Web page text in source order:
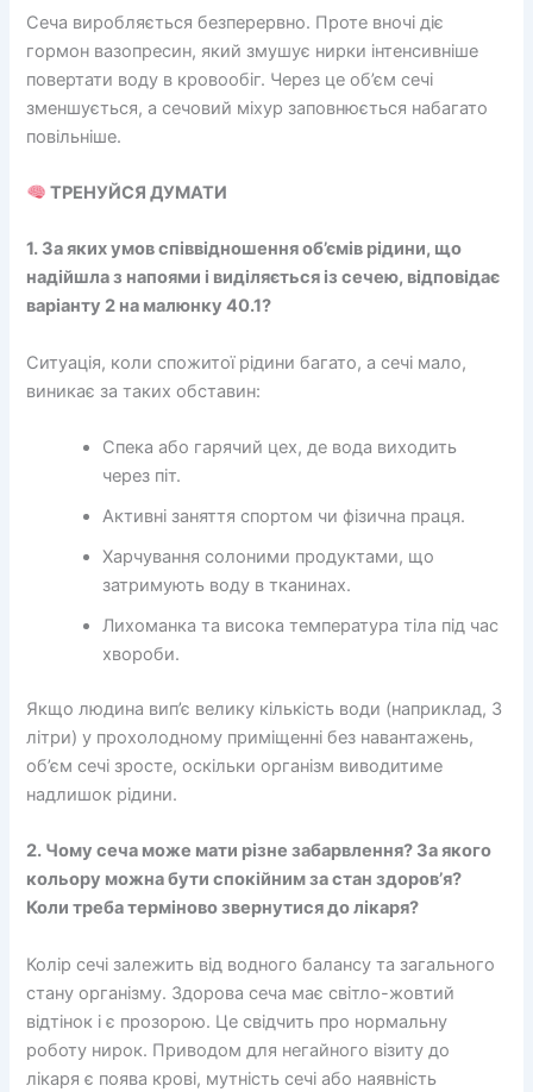
Сеча виробляється безперервно. Проте вночі діє
гормон вазопресин, який змушує нирки інтенсивніше
повертати воду в кровообіг. Через це об’єм сечі
зменшується, а сечовий міхур заповнюється набагато
повільніше.
ТРЕНУЙСЯ ДУМАТИ
1. За яких умов співвідношення об’ємів рідини, що
надійшла з напоями і виділяється із сечею, відповідає
варіанту 2 на малюнку 40.1?
Ситуація, коли спожитої рідини багато, а сечі мало,
виникає за таких обставин:
Спека або гарячий цех, де вода виходить
через піт.
Активні заняття спортом чи фізична праця.
Харчування солоними продуктами, що
затримують воду в тканинах.
Лихоманка та висока температура тіла під час
хвороби.
Якщо людина вип’є велику кількість води (наприклад, 3
літри) у прохолодному приміщенні без навантажень,
об’єм сечі зросте, оскільки організм виводитиме
надлишок рідини.
2. Чому сеча може мати різне забарвлення? За якого
кольору можна бути спокійним за стан здоров’я?
Коли треба терміново звернутися до лікаря?
Колір сечі залежить від водного балансу та загального
стану організму. Здорова сеча має світло-жовтий
відтінок і є прозорою. Це свідчить про нормальну
роботу нирок. Приводом для негайного візиту до
лікаря є поява крові, мутність сечі або наявність